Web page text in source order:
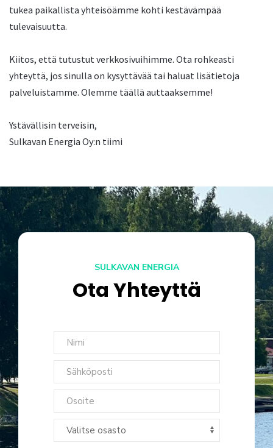
tukea paikallista yhteisöämme kohti kestävämpää
tulevaisuutta.
Kiitos, että tutustut verkkosivuihimme. Ota rohkeasti
yhteyttä, jos sinulla on kysyttävää tai haluat lisätietoja
palveluistamme. Olemme täällä auttaaksemme!
Ystävällisin terveisin,
Sulkavan Energia Oy:n tiimi
SULKAVAN ENERGIA
Ota Yhteyttä